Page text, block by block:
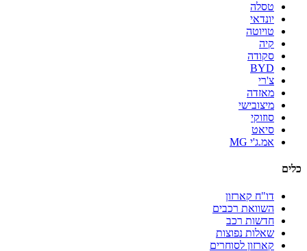
טסלה
יונדאי
טויוטה
קיה
סקודה
BYD
צ'רי
מאזדה
מיצובישי
סוזוקי
סיאט
אמ.ג'י MG
כלים
דו"ח קארזון
השוואת רכבים
חדשות רכב
שאלות נפוצות
קארזון לסוחרים